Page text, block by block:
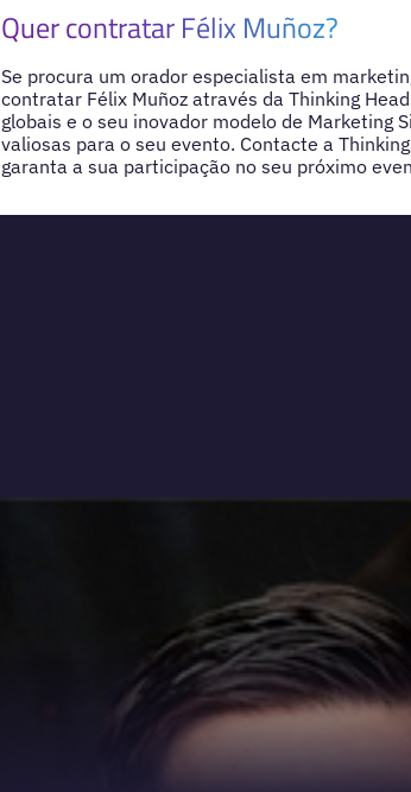
Quer contratar Félix Muñoz?
Se procura um orador especialista em
contratar Félix Muñoz através da Thinking
globais e o seu inovador modelo de Marketing
valiosas para o seu evento. Contacte a
garanta a sua participação no seu próximo